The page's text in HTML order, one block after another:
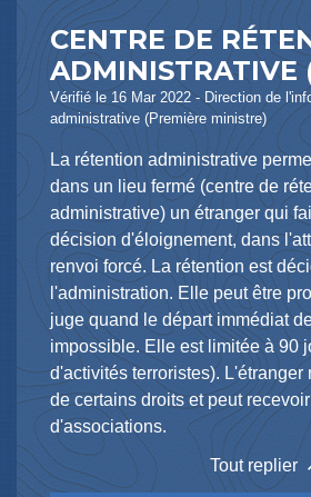
CENTRE DE
ADMINISTRATIVE
Vérifié le 16 Mar 2022 - Direction de
administrative (Première ministre)
La rétention administrative
dans un lieu fermé (centre de
administrative) un étranger qui
décision d'éloignement, dans
renvoi forcé. La rétention est
l'administration. Elle peut être
juge quand le départ immédiat
impossible. Elle est limitée à 90
d'activités terroristes). L'étranger
de certains droits et peut
d'associations.
Tout replier